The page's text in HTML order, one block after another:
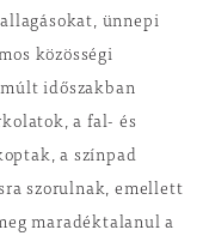
ünnepi
közösségi
időszakban
a fal- és
a színpad
szorulnak, emellett
maradéktalanul a